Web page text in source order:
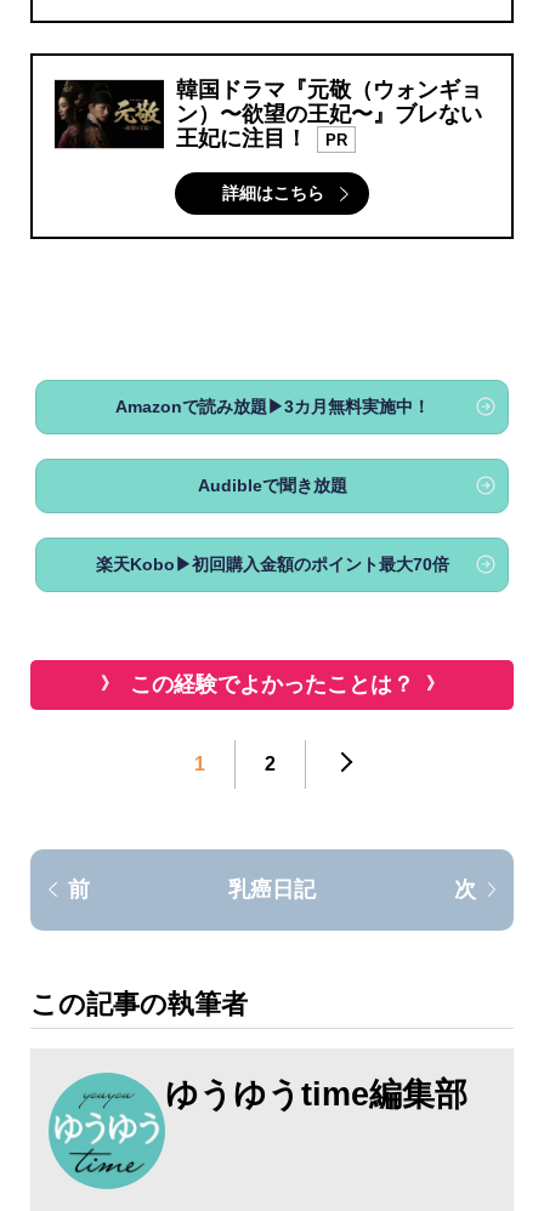
韓国ドラマ『元敬（ウォンギョ
ン）〜欲望の王妃〜』ブレない
王妃に注目！
PR
詳細はこちら
Amazonで読み放題▶3カ月無料実施中！
Audibleで聞き放題
楽天Kobo▶初回購入金額のポイント最大70倍
この経験でよかったことは？
1 2
前 乳癌日記 次
この記事の執筆者
ゆうゆうtime編集部